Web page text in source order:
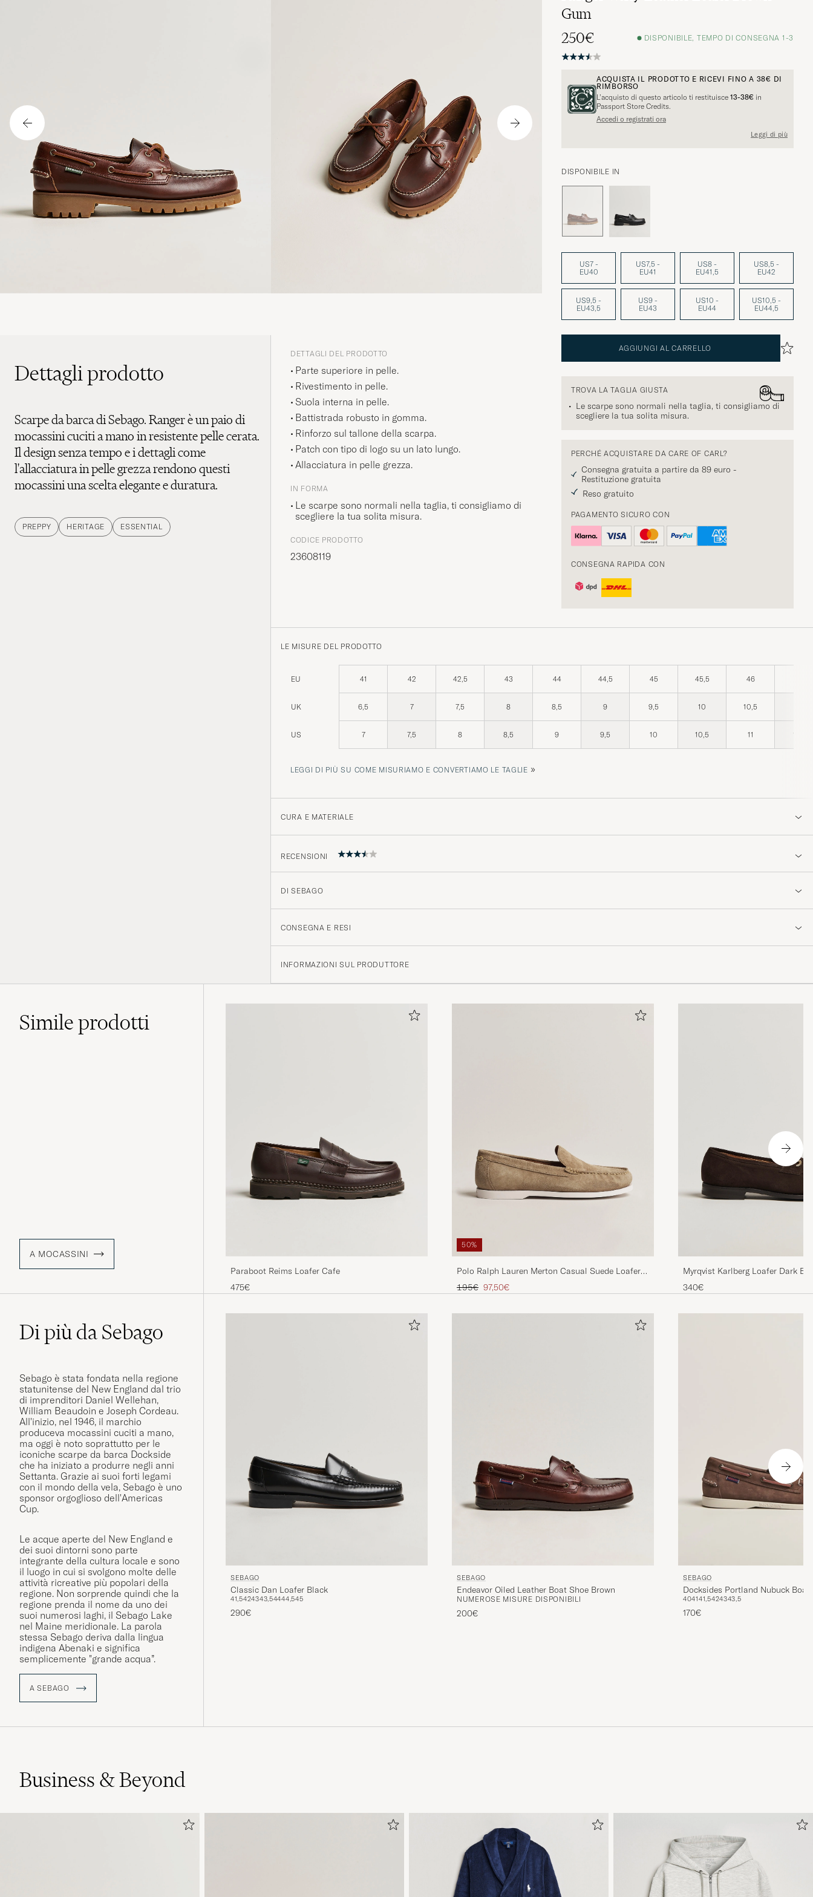
Gum
250€
DISPONIBILE, TEMPO DI CONSEGNA 1-3
ACQUISTA IL PRODOTTO E RICEVI FINO A 38€ DI
RIMBORSO
L’acquisto di questo articolo ti restituisce 13-38€ in
Passport Store Credits.
Accedi o registrati ora
Leggi di più
DISPONIBILE IN
US7 -
EU40
US7,5 -
EU41
US8 -
EU41,5
US8,5 -
EU42
US9,5 -
EU43,5
US9 -
EU43
US10 -
EU44
US10,5 -
EU44,5
AGGIUNGI AL CARRELLO
TROVA LA TAGLIA GIUSTA
Le scarpe sono normali nella taglia, ti consigliamo di
scegliere la tua solita misura.
PERCHÉ ACQUISTARE DA CARE OF CARL?
Consegna gratuita a partire da 89 euro -
Restituzione gratuita
Reso gratuito
PAGAMENTO SICURO CON
CONSEGNA RAPIDA CON
Dettagli prodotto
Scarpe da barca di Sebago. Ranger è un paio di
mocassini cuciti a mano in resistente pelle cerata.
Il design senza tempo e i dettagli come
l'allacciatura in pelle grezza rendono questi
mocassini una scelta elegante e duratura.
PREPPY HERITAGE ESSENTIAL
DETTAGLI DEL PRODOTTO
Parte superiore in pelle.
Rivestimento in pelle.
Suola interna in pelle.
Battistrada robusto in gomma.
Rinforzo sul tallone della scarpa.
Patch con tipo di logo su un lato lungo.
Allacciatura in pelle grezza.
IN FORMA
Le scarpe sono normali nella taglia, ti consigliamo di
scegliere la tua solita misura.
CODICE PRODOTTO
23608119
LE MISURE DEL PRODOTTO
EU 41 42 42,5 43 44 44,5 45 45,5 46
UK 6,5 7 7,5 8 8,5 9 9,5 10 10,5
US 7 7,5 8 8,5 9 9,5 10 10,5 11 11,5
LEGGI DI PIÙ SU COME MISURIAMO E CONVERTIAMO LE TAGLIE »
CURA E MATERIALE
RECENSIONI
DI SEBAGO
CONSEGNA E RESI
INFORMAZIONI SUL PRODUTTORE
Simileprodotti
A MOCASSINI
Paraboot Reims Loafer Cafe
475€
50%
Polo Ralph Lauren Merton Casual Suede Loafer
Dirty Buck
Prezzo ordinario
195€ Prezzo ridotto
97,50€
Myrqvist Karlberg Loafer Dark
340€
Di più da Sebago
Sebago è stata fondata nella regione
statunitense del New England dal trio
di imprenditori Daniel Wellehan,
William Beaudoin e Joseph Cordeau.
All'inizio, nel 1946, il marchio
produceva mocassini cuciti a mano,
ma oggi è noto soprattutto per le
iconiche scarpe da barca Dockside
che ha iniziato a produrre negli anni
Settanta. Grazie ai suoi forti legami
con il mondo della vela, Sebago è uno
sponsor orgoglioso dell'Americas
Cup.
Le acque aperte del New England e
dei suoi dintorni sono parte
integrante della cultura locale e sono
il luogo in cui si svolgono molte delle
attività ricreative più popolari della
regione. Non sorprende quindi che la
regione prenda il nome da uno dei
suoi numerosi laghi, il Sebago Lake
nel Maine meridionale. La parola
stessa Sebago deriva dalla lingua
indigena Abenaki e significa
semplicemente "grande acqua”.
A SEBAGO
SEBAGO
Classic Dan Loafer Black
41,5424343,54444,545
290€
SEBAGO
Endeavor Oiled Leather Boat Shoe Brown
NUMEROSE MISURE DISPONIBILI
200€
SEBAGO
Docksides Portland Nubuck Boat
Brown
404141,5424343,5
170€
Business & Beyond